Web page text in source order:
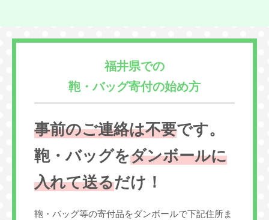
福井県での
鞄・バッグ寄付の始め方
事前のご連絡は不要です。
鞄・バッグをダンボールに
入れて送るだけ！
鞄・バッグ等の寄付品をダンボールで下記住所ま